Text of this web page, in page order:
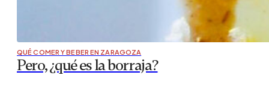
QUÉ COMER Y BEBER EN ZARAGOZA
Pero, ¿qué es la borraja?